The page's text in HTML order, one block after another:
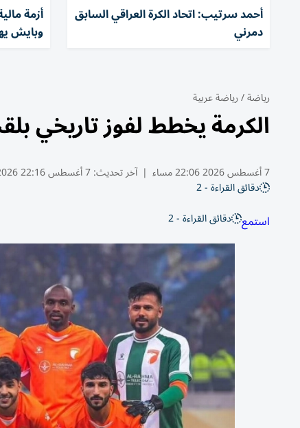
أحمد سرتيب: اتحاد الكرة العراقي السابق
دمرني
أزمة
وبايش
رياضة/رياضة عربية
الكرمة يخطط لفوز تاريخي
7 أغسطس 2026 22:06 مساء | آخر تحديث:7 أغسطس 22:16 2026
دقائق القراءة - 2
استمع دقائق القراءة - 2